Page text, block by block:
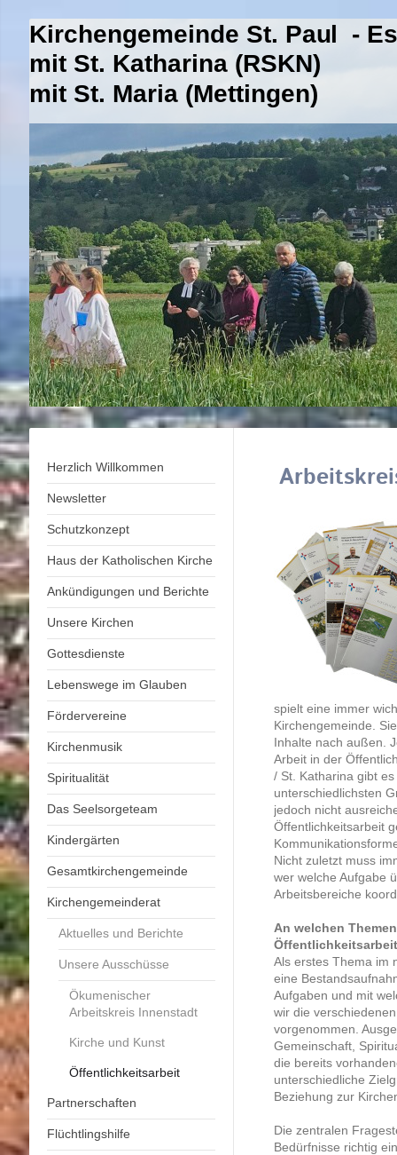
Kirchengemeinde St. Paul -
mit St. Katharina (RSKN)
mit St. Maria (Mettingen)
Herzlich Willkommen
Newsletter
Schutzkonzept
Haus der Katholischen Kirche
Ankündigungen und Berichte
Unsere Kirchen
Gottesdienste
Lebenswege im Glauben
Fördervereine
Kirchenmusik
Spiritualität
Das Seelsorgeteam
Kindergärten
Gesamtkirchengemeinde
Kirchengemeinderat
Aktuelles und Berichte
Unsere Ausschüsse
Ökumenischer
Arbeitskreis Innenstadt
Kirche und Kunst
Öffentlichkeitsarbeit
Partnerschaften
Flüchtlingshilfe
spielt eine immer
Kirchengemeinde.
Inhalte nach außen.
Arbeit in der
/ St. Katharina gibt
unterschiedlichsten
jedoch nicht
Öffentlichkeitsarbeit
Nicht zuletzt muss
wer welche Aufgabe
Arbeitsbereiche
An welchen
Als erstes Thema im
eine
Aufgaben und mit
wir die
vorgenommen.
Gemeinschaft,
die bereits
unterschiedliche
Beziehung zur
Die zentralen
Bedürfnisse richtig